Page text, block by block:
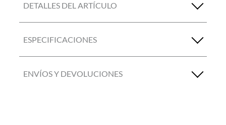
DETALLES DEL ARTÍCULO
ESPECIFICACIONES
ENVÍOS Y DEVOLUCIONES